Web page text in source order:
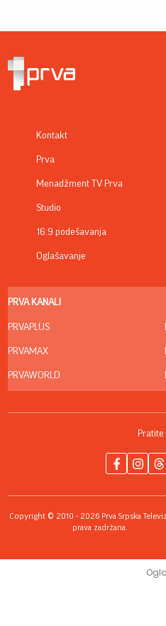
Kontakt
Prva
Menadžment TV Prva
Studio
16:9 podešavanja
Oglašavanje
PRVA KANALI
PRVAPLUS
PRVAMAX
PRVAWORLD
Pratite
Copyright © 2010 - 2026 Prva Srpska
prava zadržana.